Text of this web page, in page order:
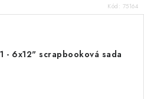
Kód: 75164
- 6x12" scrapbooková sada